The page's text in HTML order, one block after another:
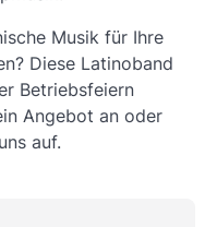
Musik für Ihre
Diese Latinoband
Betriebsfeiern
Angebot an oder
auf.